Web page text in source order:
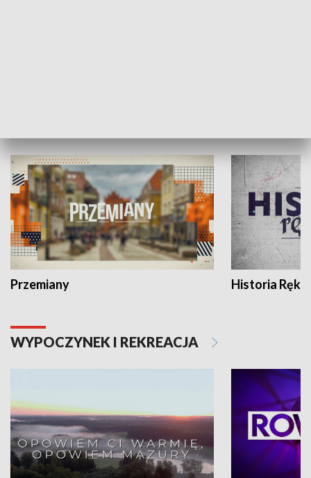
Przemiany Historia Ręką
WYPOCZYNEK I REKREACJA